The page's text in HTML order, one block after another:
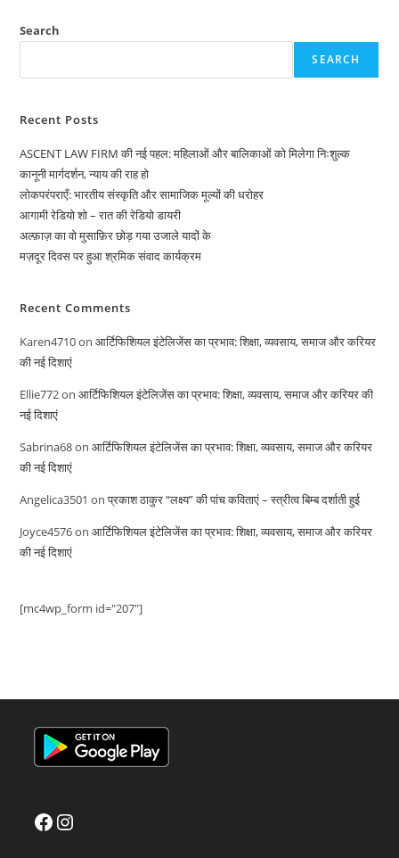
Search
SEARCH
Recent Posts
ASCENT LAW FIRM की नई पहल: महिलाओं और बालिकाओं को मिलेगा निःशुल्क
कानूनी मार्गदर्शन, न्याय की राह हो
लोकपरंपराएँ: भारतीय संस्कृति और सामाजिक मूल्यों की धरोहर
आगामी रेडियो शो – रात की रेडियो डायरी
अल्फ़ाज़ का वो मुसाफ़िर छोड़ गया उजाले यादों के
मज़दूर दिवस पर हुआ श्रमिक संवाद कार्यक्रम
Recent Comments
Karen4710onआर्टिफिशियल इंटेलिजेंस का प्रभाव: शिक्षा, व्यवसाय, समाज और करियर
की नई दिशाएं
Ellie772onआर्टिफिशियल इंटेलिजेंस का प्रभाव: शिक्षा, व्यवसाय, समाज और करियर की
नई दिशाएं
Sabrina68onआर्टिफिशियल इंटेलिजेंस का प्रभाव: शिक्षा, व्यवसाय, समाज और करियर
की नई दिशाएं
Angelica3501 onप्रकाश ठाकुर “लक्ष्य” की पांच कविताएं – स्त्रीत्व बिम्ब दर्शाती हुई
Joyce4576onआर्टिफिशियल इंटेलिजेंस का प्रभाव: शिक्षा, व्यवसाय, समाज और करियर
की नई दिशाएं
[mc4wp_form id="207"]
FacebookInstagram